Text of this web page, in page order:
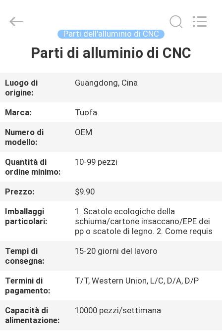
CASA.
PRODOTTI
SU
DI
NOI
ALLA
FABBRICA
CONTROLLO
DELLA
QUALITÀ
CONTATTACI
Technology
Parti dell'alluminio di CNC
Parti di alluminio di CNC
Luogo di
origine:
Guangdong, Cina
Marca:
Tuofa
Numero di
modello:
OEM
Quantità di
ordine minimo:
10-99 pezzi
Prezzo:
$9.90
Imballaggi
particolari:
1. Scatole ecologiche della
schiuma/cartone insaccano/EPE dei
pp o scatole di legno. 2. Come requis
Tempi di
consegna:
15-20 giorni del lavoro
Termini di
pagamento:
T/T, Western Union, L/C, D/A, D/P
Capacità di
alimentazione:
10000 pezzi/settimana